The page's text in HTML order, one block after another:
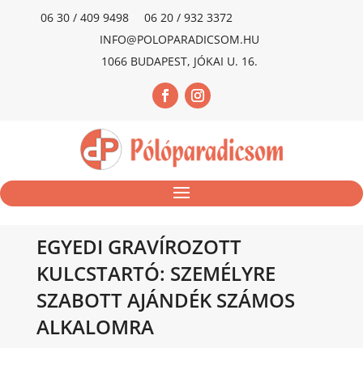
06 30 / 409 9498
06 20 / 932 3372
INFO@POLOPARADICSOM.HU
1066 BUDAPEST, JÓKAI U. 16.
EGYEDI GRAVÍROZOTT
KULCSTARTÓ: SZEMÉLYRE
SZABOTT AJÁNDÉK SZÁMOS
ALKALOMRA